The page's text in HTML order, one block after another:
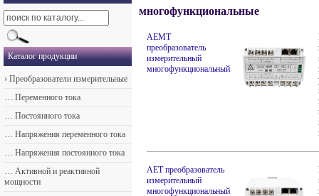
Прайс-лист
Контакты
многофункциональные
АЕМТ
преобразователь
измерительный
многофункциональный
АЕТ преобразователь
измерительный
многофункциональный
Каталог продукции
› Преобразователи измерительные
… Переменного тока
… Постоянного тока
… Напряжения переменного тока
… Напряжения постоянного тока
… Активной и реактивной
мощности